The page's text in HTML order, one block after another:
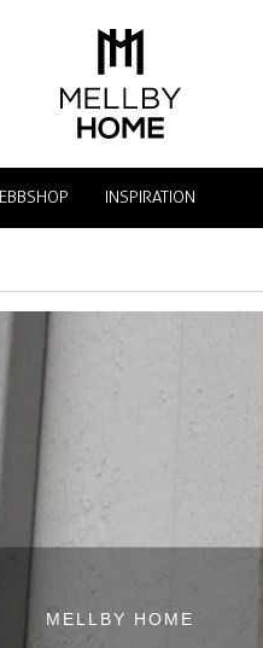
INSPIRATION
MELLBY HOME